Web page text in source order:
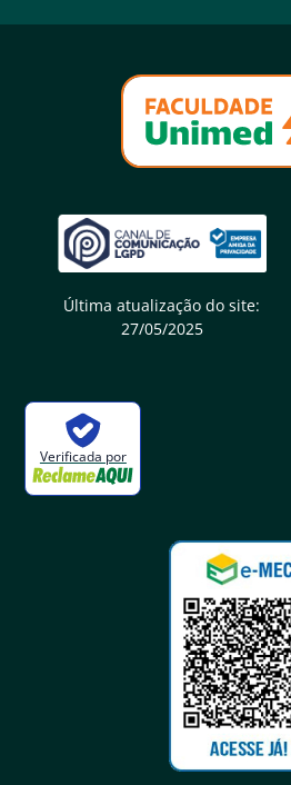
Última atualização do site:
27/05/2025
Verificada por